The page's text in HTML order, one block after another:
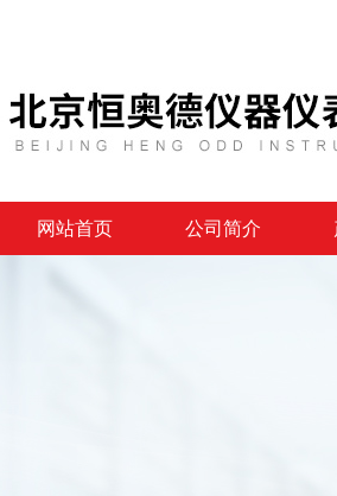
网站首页 公司简介